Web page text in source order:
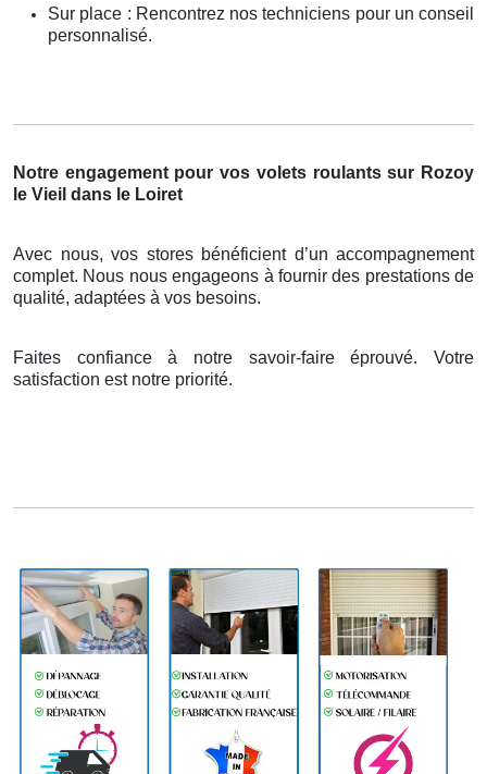
Sur place : Rencontrez nos techniciens pour un conseil
personnalisé.
Notre engagement pour vos volets roulants sur Rozoy
le Vieil dans le Loiret
Avec nous, vos stores bénéficient d’un accompagnement
complet. Nous nous engageons à fournir des prestations de
qualité, adaptées à vos besoins.
Faites confiance à notre savoir-faire éprouvé. Votre
satisfaction est notre priorité.